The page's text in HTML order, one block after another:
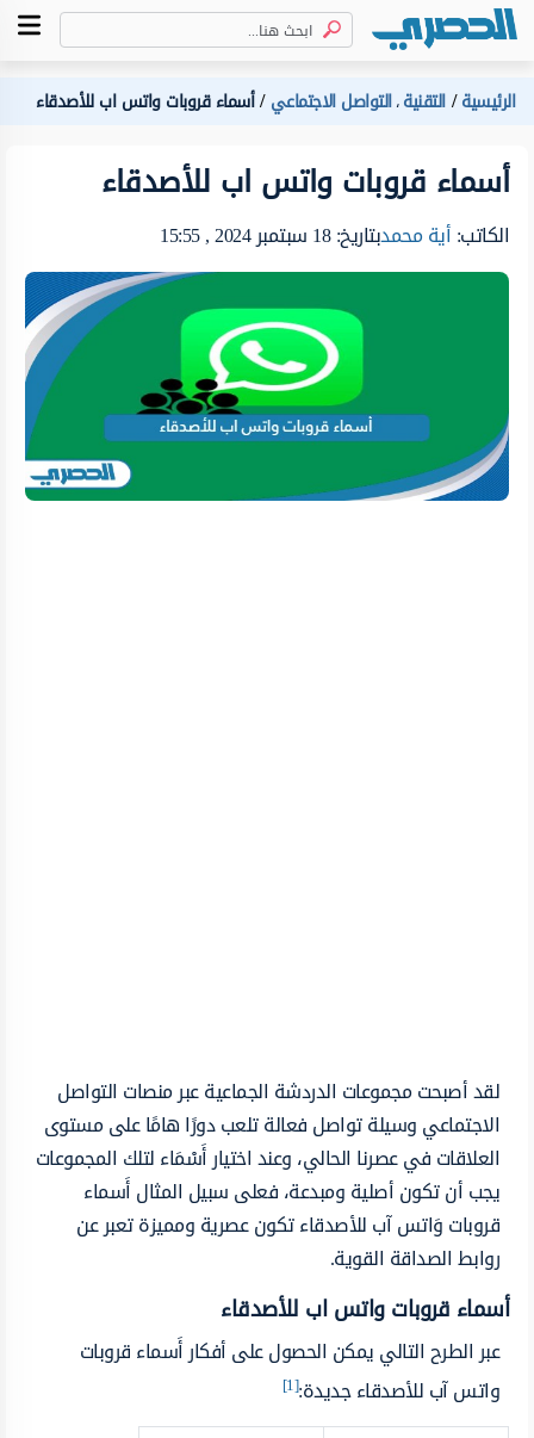
الرئيسية التقنية،التواصل الاجتماعي أسماء قروبات واتس اب للأصدقاء
أسماء قروبات واتس اب للأصدقاء
الكاتب:أية محمدبتاريخ: 18 سبتمبر 2024 , 15:55
لقد أصبحت مجموعات الدردشة الجماعية عبر منصات التواصل
الاجتماعي وسيلة تواصل فعالة تلعب دورًا هامًا على مستوى
العلاقات في عصرنا الحالي، وعند اختيار أَسْمَاء لتلك المجموعات
يجب أن تكون أصلية ومبدعة، فعلى سبيل المثال أَسماء
قروبات وَاتس آب للأصدقاء تكون عصرية ومميزة تعبر عن
روابط الصداقة القوية.
أسماء قروبات واتس اب للأصدقاء
عبر الطرح التالي يمكن الحصول على أفكار أَسماء قروبات
واتس آب للأصدقاء جديدة:[1]